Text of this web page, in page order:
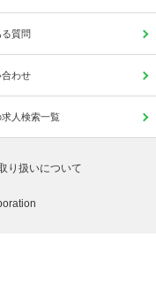
る質問
合わせ
求人検索一覧
り扱いについて